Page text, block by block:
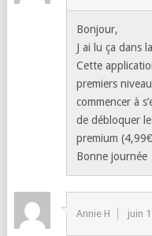
Bonjour,
J ai lu ça dans
Cette
premiers
commencer à
de débloquer
premium
Bonne journée
Annie H juin